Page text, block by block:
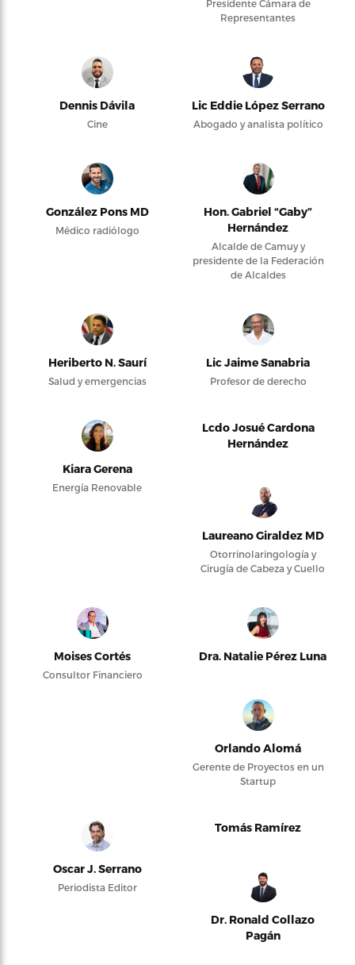
Presidente Cámara de
Representantes
Dennis Dávila
Cine
Lic Eddie López Serrano
Abogado y analista político
González Pons MD
Médico radiólogo
Hon. Gabriel “Gaby”
Hernández
Alcalde de Camuy y
presidente de la Federación
de Alcaldes
Heriberto N. Saurí
Salud y emergencias
Lic Jaime Sanabria
Profesor de derecho
Kiara Gerena
Energía Renovable
Lcdo Josué Cardona
Hernández
Laureano Giraldez MD
Otorrinolaringología y
Cirugía de Cabeza y Cuello
Moises Cortés
Consultor Financiero
Dra. Natalie Pérez Luna
Orlando Alomá
Gerente de Proyectos en un
Startup
Oscar J. Serrano
Periodista Editor
Tomás Ramírez
Dr. Ronald Collazo
Pagán